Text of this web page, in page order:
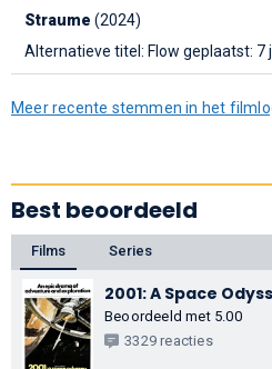
Straume (2024)
Alternatieve titel: Flow geplaatst: 7
Meer recente stemmen in het
Best beoordeeld
Films Series
2001: A Space
Beoordeeld met 5.00
3329 reacties